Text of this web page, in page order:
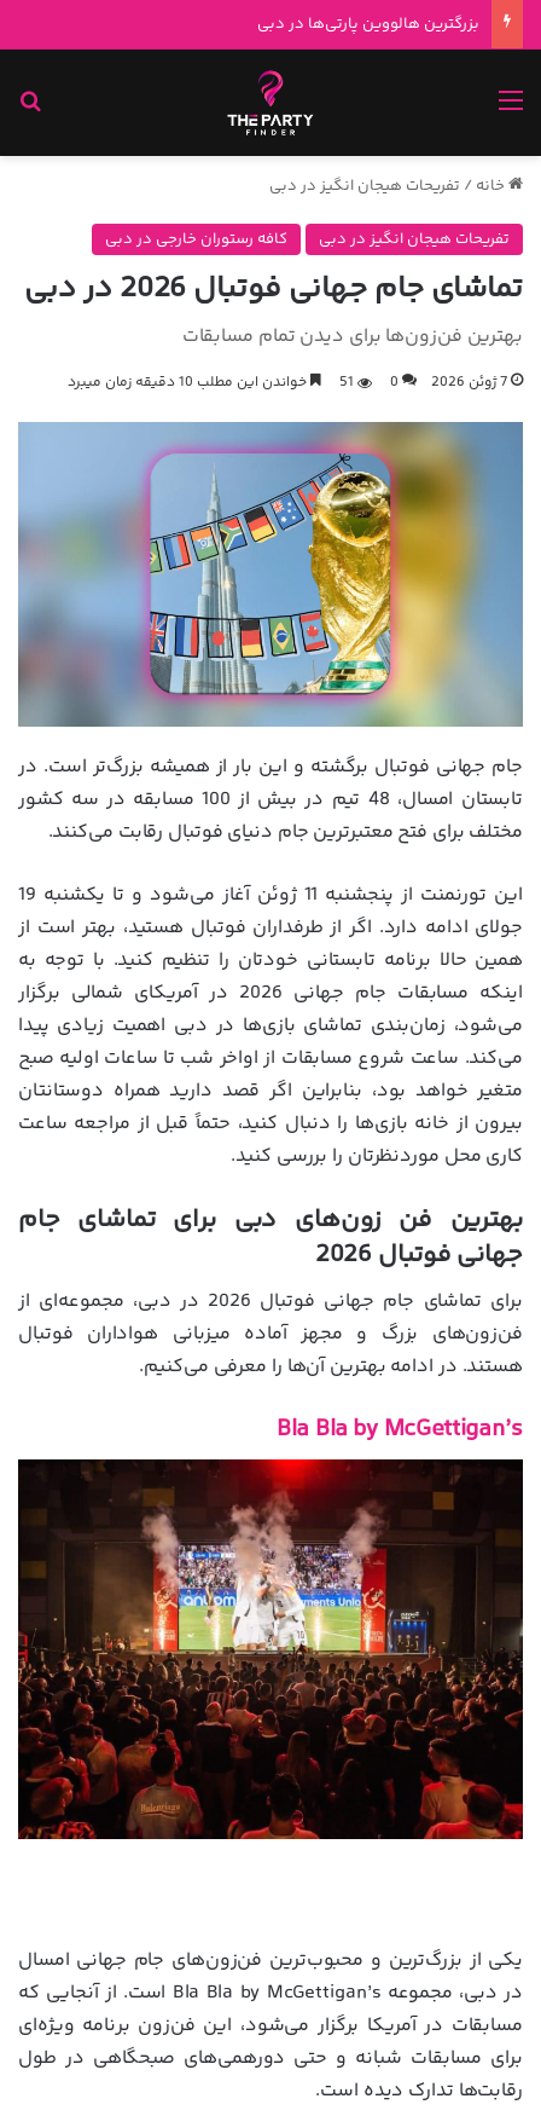
بزرگترین هالووین پارتی‌ها در دبی
خانه / تفریحات هیجان انگیز در دبی
تفریحات هیجان انگیز در دبی کافه رستوران خارجی در دبی
تماشای جام جهانی فوتبال 2026 در دبی
بهترین فن‌زون‌ها برای دیدن تمام مسابقات
7 ژوئن 2026 0
51 خواندن این مطلب 10 دقیقه زمان میبرد
جام جهانی فوتبال برگشته و این بار از همیشه بزرگ‌تر است. در
تابستان امسال، 48 تیم در بیش از 100 مسابقه در سه کشور
مختلف برای فتح معتبرترین جام دنیای فوتبال رقابت می‌کنند.
این تورنمنت از پنجشنبه 11 ژوئن آغاز می‌شود و تا یکشنبه 19
جولای ادامه دارد. اگر از طرفداران فوتبال هستید، بهتر است از
همین حالا برنامه تابستانی خودتان را تنظیم کنید. با توجه به
اینکه مسابقات جام جهانی 2026 در آمریکای شمالی برگزار
می‌شود، زمان‌بندی تماشای بازی‌ها در دبی اهمیت زیادی پیدا
می‌کند. ساعت شروع مسابقات از اواخر شب تا ساعات اولیه صبح
متغیر خواهد بود، بنابراین اگر قصد دارید همراه دوستانتان
بیرون از خانه بازی‌ها را دنبال کنید، حتماً قبل از مراجعه ساعت
کاری محل موردنظرتان را بررسی کنید.
بهترین فن زون‌های دبی برای تماشای جام
جهانی فوتبال 2026
برای تماشای جام جهانی فوتبال 2026 در دبی، مجموعه‌ای از
فن‌زون‌های بزرگ و مجهز آماده میزبانی هواداران فوتبال
هستند. در ادامه بهترین آن‌ها را معرفی می‌کنیم.
Bla Bla by McGettigan’s
یکی از بزرگ‌ترین و محبوب‌ترین فن‌زون‌های جام جهانی امسال
در دبی، مجموعه Bla Bla by McGettigan’s است. از آنجایی که
مسابقات در آمریکا برگزار می‌شود، این فن‌زون برنامه ویژه‌ای
برای مسابقات شبانه و حتی دورهمی‌های صبحگاهی در طول
رقابت‌ها تدارک دیده است.